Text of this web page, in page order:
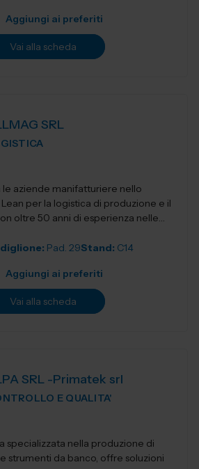
Aggiungi ai preferiti
Vai alla scheda
SRL
le aziende manifatturiere nello
per la logistica di produzione e il
oltre 50 anni di esperienza nelle
Pad. 29Stand: C14
Aggiungi ai preferiti
Vai alla scheda
SRL -Primatek srl
E QUALITA'
specializzata nella produzione di
strumenti da banco, offre soluzioni